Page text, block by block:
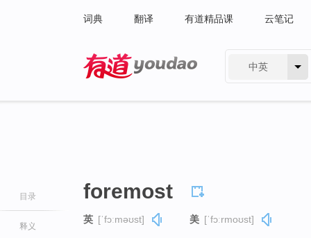
词典 翻译 有道精品课 云笔记
中英
目录
释义
foremost
英 [ˈfɔːməʊst] 美 [ˈfɔːrmoʊst]